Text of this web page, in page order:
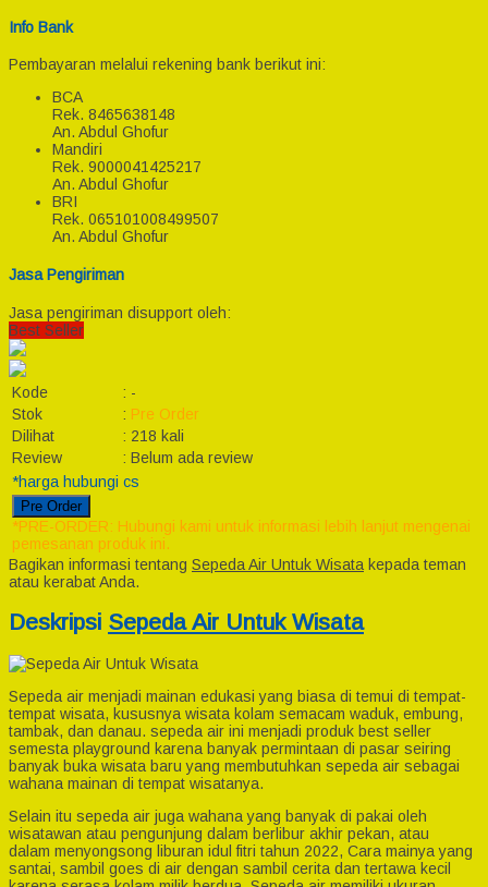
Info Bank
Pembayaran melalui rekening bank berikut ini:
BCA
Rek. 8465638148
An. Abdul Ghofur
Mandiri
Rek. 9000041425217
An. Abdul Ghofur
BRI
Rek. 065101008499507
An. Abdul Ghofur
Jasa Pengiriman
Jasa pengiriman disupport oleh:
Best Seller
Kode : -
Stok
: Pre Order
Dilihat
: 218 kali
Review
: Belum ada review
*harga hubungi cs
Pre Order
*PRE-ORDER: Hubungi kami untuk informasi lebih lanjut mengenai
pemesanan produk ini.
Bagikan informasi tentang Sepeda Air Untuk Wisata kepada teman
atau kerabat Anda.
Deskripsi Sepeda Air Untuk Wisata
Sepeda air menjadi mainan edukasi yang biasa di temui di tempat-
tempat wisata, kususnya wisata kolam semacam waduk, embung,
tambak, dan danau. sepeda air ini menjadi produk best seller
semesta playground karena banyak permintaan di pasar seiring
banyak buka wisata baru yang membutuhkan sepeda air sebagai
wahana mainan di tempat wisatanya.
Selain itu sepeda air juga wahana yang banyak di pakai oleh
wisatawan atau pengunjung dalam berlibur akhir pekan, atau
dalam menyongsong liburan idul fitri tahun 2022, Cara mainya yang
santai, sambil goes di air dengan sambil cerita dan tertawa kecil